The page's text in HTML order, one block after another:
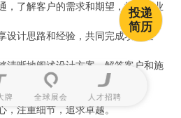
，了解客户的需求和期望，提供专业
设计思路和经验，共同完成项目任
清晰地阐述设计方案，解答客户和施
注重细节，追求卓越。
牌 全球展会 人才招聘
投递
简历